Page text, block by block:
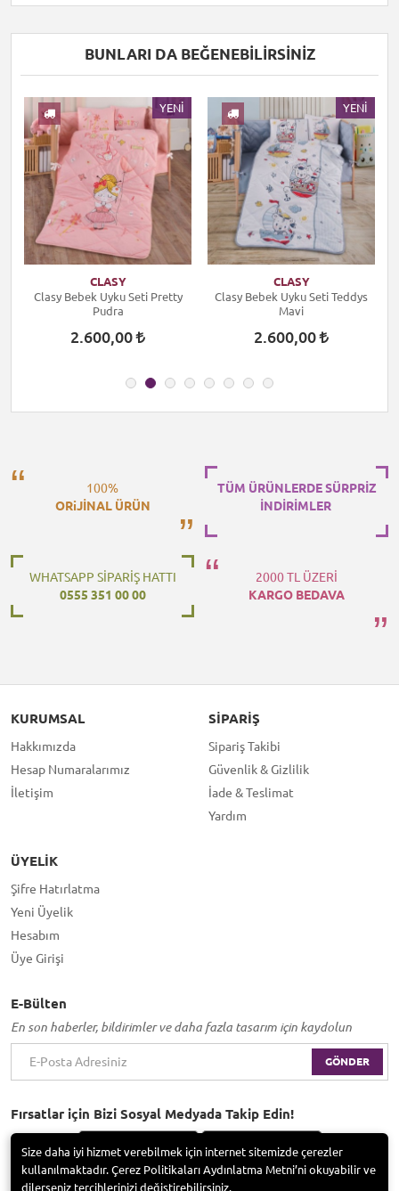
BUNLARI DA BEĞENEBILIRSINIZ
YENI
CLASY
Clasy Bebek Uyku Seti Pretty
Pudra
2.600,00
YENI
CLASY
Clasy Bebek Uyku Seti Teddys
Mavi
2.600,00
100%
ORiJİNAL ÜRÜN
TÜM ÜRÜNLERDE SÜRPRİZ
İNDİRİMLER
WHATSAPP SİPARİŞ HATTI
0555 351 00 00
2000 TL ÜZERİ
KARGO BEDAVA
KURUMSAL
Hakkımızda
Hesap Numaralarımız
İletişim
SIPARIŞ
Sipariş Takibi
Güvenlik & Gizlilik
İade & Teslimat
Yardım
ÜYELIK
Şifre Hatırlatma
Yeni Üyelik
Hesabım
Üye Girişi
E-Bülten
En son haberler, bildirimler ve daha fazla tasarım için kaydolun
GÖNDER
Fırsatlar için Bizi Sosyal Medyada Takip Edin!
Size daha iyi hizmet verebilmek için internet sitemizde çerezler
kullanılmaktadır. Çerez Politikaları Aydınlatma Metni’ni okuyabilir ve
dilerseniz tercihlerinizi değiştirebilirsiniz.